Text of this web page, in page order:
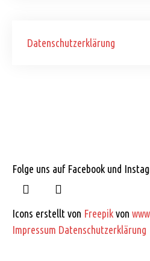
Datenschutzerklärung
Folge uns auf Facebook und
Icons erstellt von Freepik von
Impressum Datenschutzerklärung